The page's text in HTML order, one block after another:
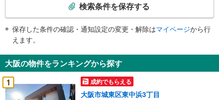
知
を
受
け
検索条件を保存する
保存した条件の確認・通知設定の変更・解除はマイページから行
えます。
大阪の物件をランキングから探す
1
成約でもらえる
大阪市城東区東中浜3丁目